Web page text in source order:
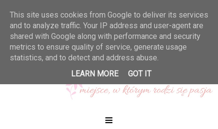
≡
This site uses cookies from Google to deliver its services
and to analyze traffic. Your IP address and user-agent are
shared with Google along with performance and security
metrics to ensure quality of service, generate usage
statistics, and to detect and address abuse.
LEARN MORE
GOT IT